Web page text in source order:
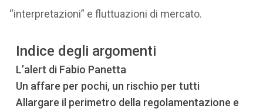
“interpretazioni” e fluttuazioni di mercato.
Indice degli argomenti
L’alert di Fabio Panetta
Un affare per pochi, un rischio per tutti
Allargare il perimetro della regolamentazione e